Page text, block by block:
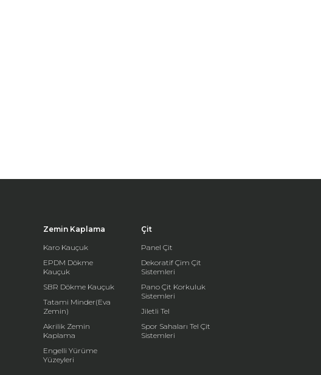
Zemin Kaplama
Karo Kauçuk
EPDM Dökme
Kauçuk
SBR Dökme Kauçuk
Tatami Minder(Eva
Zemin)
Akrilik Zemin
Kaplama
Engelli Yürüme
Yüzeyleri
Çit
Panel Çit
Dekoratif Çim Çit
Sistemleri
Pano Çit Korkuluk
Sistemleri
Jiletli Tel
Spor Sahaları Tel Çit
Sistemleri